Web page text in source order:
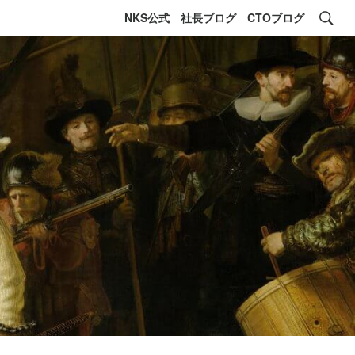
NKS公式 社長ブログ CTOブログ